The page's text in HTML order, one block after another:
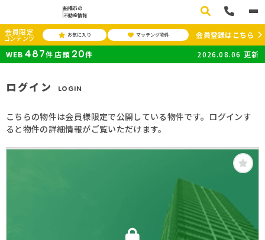
船橋市の
不動産情報
会員限定
コンテンツ お気に入り マッチング物件
会員登録はこちら
WEB 487件 店頭 20件 2026.08.06 更新
ログイン LOGIN
こちらの物件は会員様限定で公開している物件です。ログインす
ると物件の詳細情報がご覧いただけます。